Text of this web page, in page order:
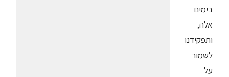
בימים
אלה,
ותפקידנו
לשמור
על